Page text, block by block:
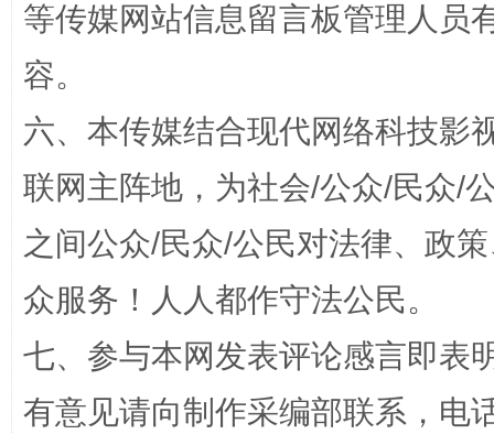
“蜀中异人”王建安的艺术幻境
等传媒网站信息留言板管理人员
容。
六、本传媒结合现代网络科技影
联网主阵地，为社会/公众/民众/
之间公众/民众/公民对法律、政
众服务！人人都作守法公民。
七、参与本网发表评论感言即表
有意见请向制作采编部联系，电